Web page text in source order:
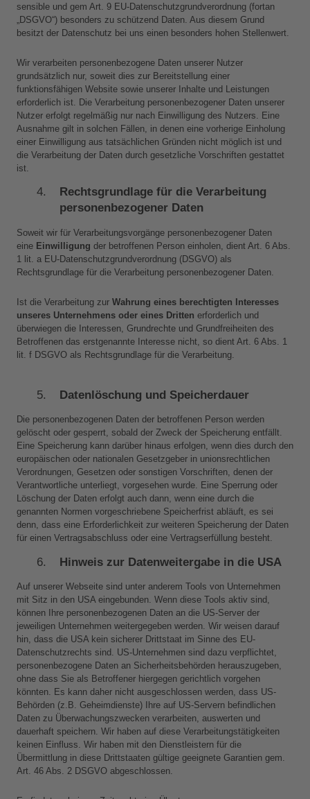
sensible und gem Art. 9 EU-Datenschutzgrundverordnung (fortan
„DSGVO“) besonders zu schützend Daten. Aus diesem Grund
besitzt der Datenschutz bei uns einen besonders hohen Stellenwert.
Wir verarbeiten personenbezogene Daten unserer Nutzer
grundsätzlich nur, soweit dies zur Bereitstellung einer
funktionsfähigen Website sowie unserer Inhalte und Leistungen
erforderlich ist. Die Verarbeitung personenbezogener Daten unserer
Nutzer erfolgt regelmäßig nur nach Einwilligung des Nutzers. Eine
Ausnahme gilt in solchen Fällen, in denen eine vorherige Einholung
einer Einwilligung aus tatsächlichen Gründen nicht möglich ist und
die Verarbeitung der Daten durch gesetzliche Vorschriften gestattet
ist.
Rechtsgrundlage für die Verarbeitung
personenbezogener Daten
Soweit wir für Verarbeitungsvorgänge personenbezogener Daten
eine Einwilligung der betroffenen Person einholen, dient Art. 6 Abs.
1 lit. a EU-Datenschutzgrundverordnung (DSGVO) als
Rechtsgrundlage für die Verarbeitung personenbezogener Daten.
Ist die Verarbeitung zur Wahrung eines berechtigten Interesses
unseres Unternehmens oder eines Dritten erforderlich und
überwiegen die Interessen, Grundrechte und Grundfreiheiten des
Betroffenen das erstgenannte Interesse nicht, so dient Art. 6 Abs. 1
lit. f DSGVO als Rechtsgrundlage für die Verarbeitung.
Datenlöschung und Speicherdauer
Die personenbezogenen Daten der betroffenen Person werden
gelöscht oder gesperrt, sobald der Zweck der Speicherung entfällt.
Eine Speicherung kann darüber hinaus erfolgen, wenn dies durch den
europäischen oder nationalen Gesetzgeber in unionsrechtlichen
Verordnungen, Gesetzen oder sonstigen Vorschriften, denen der
Verantwortliche unterliegt, vorgesehen wurde. Eine Sperrung oder
Löschung der Daten erfolgt auch dann, wenn eine durch die
genannten Normen vorgeschriebene Speicherfrist abläuft, es sei
denn, dass eine Erforderlichkeit zur weiteren Speicherung der Daten
für einen Vertragsabschluss oder eine Vertragserfüllung besteht.
Hinweis zur Datenweitergabe in die USA
Auf unserer Webseite sind unter anderem Tools von Unternehmen
mit Sitz in den USA eingebunden. Wenn diese Tools aktiv sind,
können Ihre personenbezogenen Daten an die US-Server der
jeweiligen Unternehmen weitergegeben werden. Wir weisen darauf
hin, dass die USA kein sicherer Drittstaat im Sinne des EU-
Datenschutzrechts sind. US-Unternehmen sind dazu verpflichtet,
personenbezogene Daten an Sicherheitsbehörden herauszugeben,
ohne dass Sie als Betroffener hiergegen gerichtlich vorgehen
könnten. Es kann daher nicht ausgeschlossen werden, dass US-
Behörden (z.B. Geheimdienste) Ihre auf US-Servern befindlichen
Daten zu Überwachungszwecken verarbeiten, auswerten und
dauerhaft speichern. Wir haben auf diese Verarbeitungstätigkeiten
keinen Einfluss. Wir haben mit den Dienstleistern für die
Übermittlung in diese Drittstaaten gültige geeignete Garantien gem.
Art. 46 Abs. 2 DSGVO abgeschlossen.